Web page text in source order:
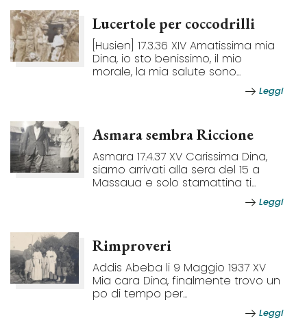
Lucertole per coccodrilli
[Husien] 17.3.36 XIV Amatissima mia
Dina, io sto benissimo, il mio
morale, la mia salute sono...
Leggi
Asmara sembra Riccione
Asmara 17.4.37 XV Carissima Dina,
siamo arrivati alla sera del 15 a
Massaua e solo stamattina ti...
Leggi
Rimproveri
Addis Abeba li 9 Maggio 1937 XV
Mia cara Dina, finalmente trovo un
po di tempo per...
Leggi